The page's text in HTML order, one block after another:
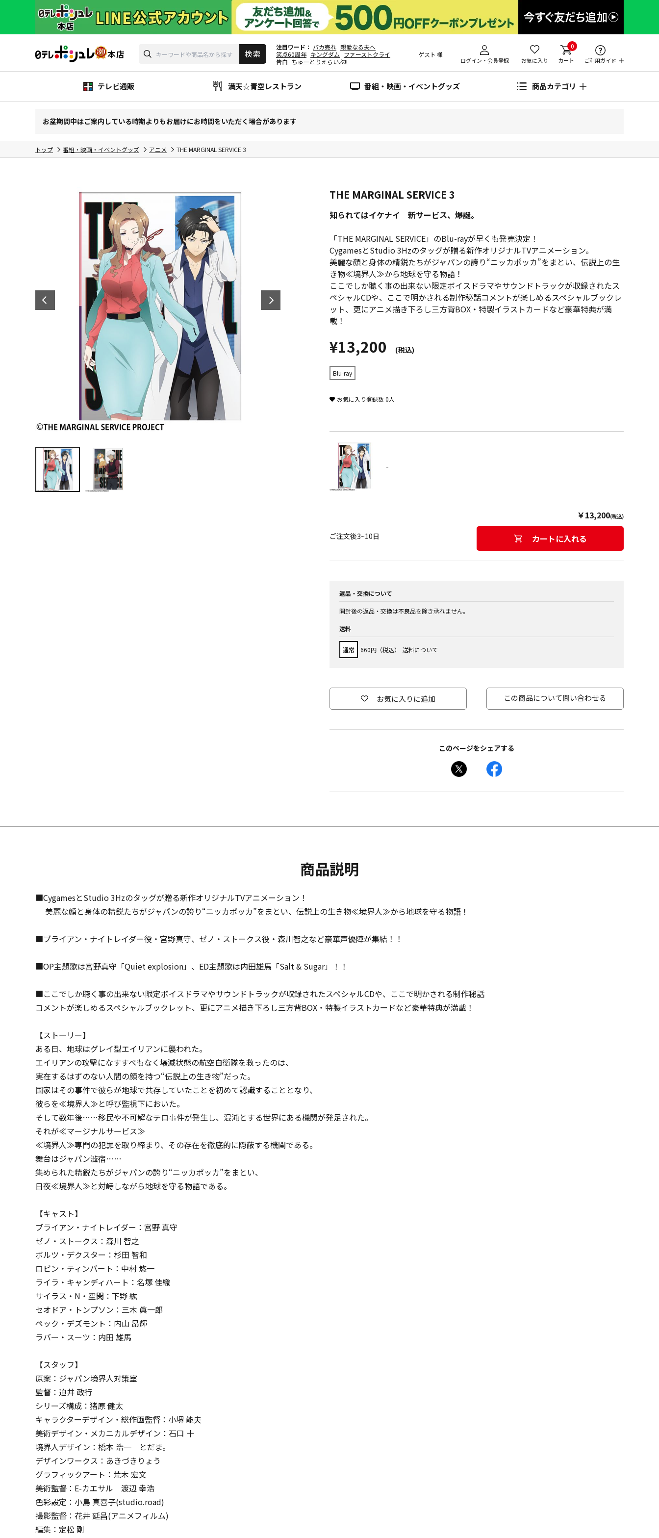
注目ワード バカ売れ 親愛なる夫へ
笑点60周年 キングダム ファーストクライ
告白 ちゅーとりえらいぶ!!
ゲスト 様
ログイン・会員登録 お気に入り
0
カート ご利用ガイド
テレビ通販 満天☆青空レストラン 番組・映画・イベントグッズ 商品カテゴリ
お盆期間中はご案内している時期よりもお届けにお時間をいただく場合があります
トップ 番組・映画・イベントグッズ アニメ THE MARGINAL SERVICE 3
THE MARGINAL SERVICE 3
知られてはイケナイ 新サービス、爆誕。
「THE MARGINAL SERVICE」のBlu-rayが早くも発売決定！
CygamesとStudio 3Hzのタッグが贈る新作オリジナルTVアニメーション。
美麗な顔と身体の精鋭たちがジャパンの誇り“ニッカポッカ”をまとい、伝説上の生
き物≪境界人≫から地球を守る物語！
ここでしか聴く事の出来ない限定ボイスドラマやサウンドトラックが収録されたス
ペシャルCDや、ここで明かされる制作秘話コメントが楽しめるスペシャルブックレ
ット、更にアニメ描き下ろし三方背BOX・特製イラストカードなど豪華特典が満
載！
¥13,200 (税込)
Blu-ray
お気に入り登録数0人
-
￥13,200(税込)
ご注文後3~10日 カートに入れる
返品・交換について
開封後の返品・交換は不良品を除き承れません。
送料
通常 660円（税込） 送料について
お気に入りに追加 この商品について問い合わせる
このページをシェアする
商品説明
■CygamesとStudio 3Hzのタッグが贈る新作オリジナルTVアニメーション！
美麗な顔と身体の精鋭たちがジャパンの誇り“ニッカポッカ”をまとい、伝説上の生き物≪境界人≫から地球を守る物語！
■ブライアン・ナイトレイダー役・宮野真守、ゼノ・ストークス役・森川智之など豪華声優陣が集結！！
■OP主題歌は宮野真守「Quiet explosion」、ED主題歌は内田雄馬「Salt & Sugar」！！
■ここでしか聴く事の出来ない限定ボイスドラマやサウンドトラックが収録されたスペシャルCDや、ここで明かされる制作秘話
コメントが楽しめるスペシャルブックレット、更にアニメ描き下ろし三方背BOX・特製イラストカードなど豪華特典が満載！
【ストーリー】
ある日、地球はグレイ型エイリアンに襲われた。
エイリアンの攻撃になすすべもなく壊滅状態の航空自衛隊を救ったのは、
実在するはずのない人間の顔を持つ“伝説上の生き物”だった。
国家はその事件で彼らが地球で共存していたことを初めて認識することとなり、
彼らを≪境界人≫と呼び監視下においた。
そして数年後……移民や不可解なテロ事件が発生し、混沌とする世界にある機関が発足された。
それが≪マージナルサービス≫
≪境界人≫専門の犯罪を取り締まり、その存在を徹底的に隠蔽する機関である。
舞台はジャパン澁宿……
集められた精鋭たちがジャパンの誇り“ニッカポッカ”をまとい、
日夜≪境界人≫と対峙しながら地球を守る物語である。
【キャスト】
ブライアン・ナイトレイダー：宮野 真守
ゼノ・ストークス：森川 智之
ボルツ・デクスター：杉田 智和
ロビン・ティンバート：中村 悠一
ライラ・キャンディハート：名塚 佳織
サイラス・N・空閑：下野 紘
セオドア・トンプソン：三木 眞一郎
ペック・デズモント：内山 昂輝
ラバー・スーツ：内田 雄馬
【スタッフ】
原案：ジャパン境界人対策室
監督：迫井 政行
シリーズ構成：猪原 健太
キャラクターデザイン・総作画監督：小堺 能夫
美術デザイン・メカニカルデザイン：石口 十
境界人デザイン：橋本 浩一 とだま。
デザインワークス：あきづきりょう
グラフィックアート：荒木 宏文
美術監督：E-カエサル 渡辺 幸浩
色彩設定：小島 真喜子(studio.road)
撮影監督：花井 延昌(アニメフィルム)
編集：定松 剛